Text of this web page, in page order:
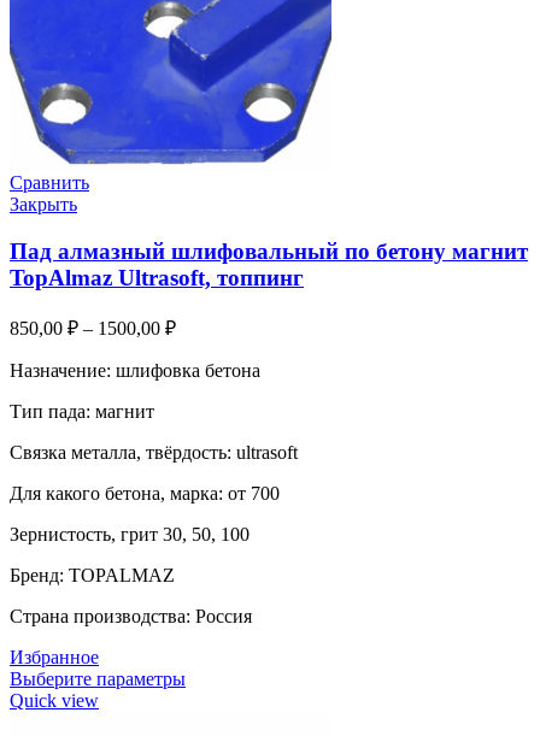
Сравнить
Закрыть
Пад алмазный шлифовальный по бетону магнит
TopAlmaz Ultrasoft, топпинг
850,00 ₽ – 1500,00 ₽
Назначение: шлифовка бетона
Тип пада: магнит
Связка металла, твёрдость: ultrasoft
Для какого бетона, марка: от 700
Зернистость, грит 30, 50, 100
Бренд: TOPALMAZ
Страна производства: Россия
Избранное
Выберите параметры
Quick view